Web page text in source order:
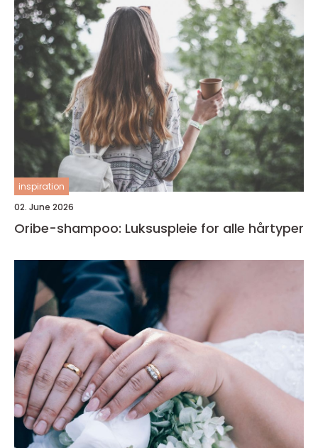
inspiration
02. June 2026
Oribe-shampoo: Luksuspleie for alle hårtyper